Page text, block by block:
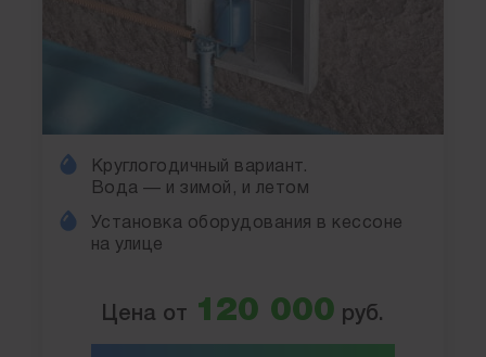
Круглогодичный вариант.
Вода — и зимой, и летом
Установка оборудования в кессоне
на улице
Цена от 120 000 руб.